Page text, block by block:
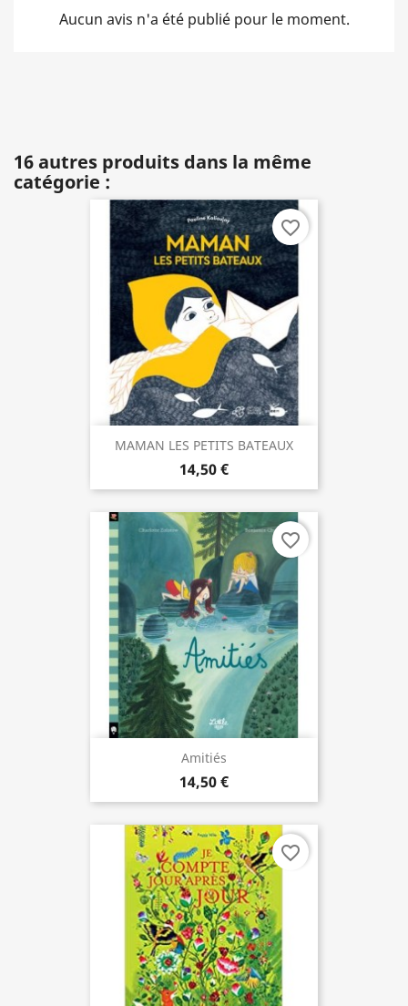
Aucun avis n'a été publié pour le moment.
16 autres produits dans la même
catégorie :
MAMAN LES PETITS BATEAUX
14,50 €
favorite_border
Amitiés
14,50 €
favorite_border
favorite_border